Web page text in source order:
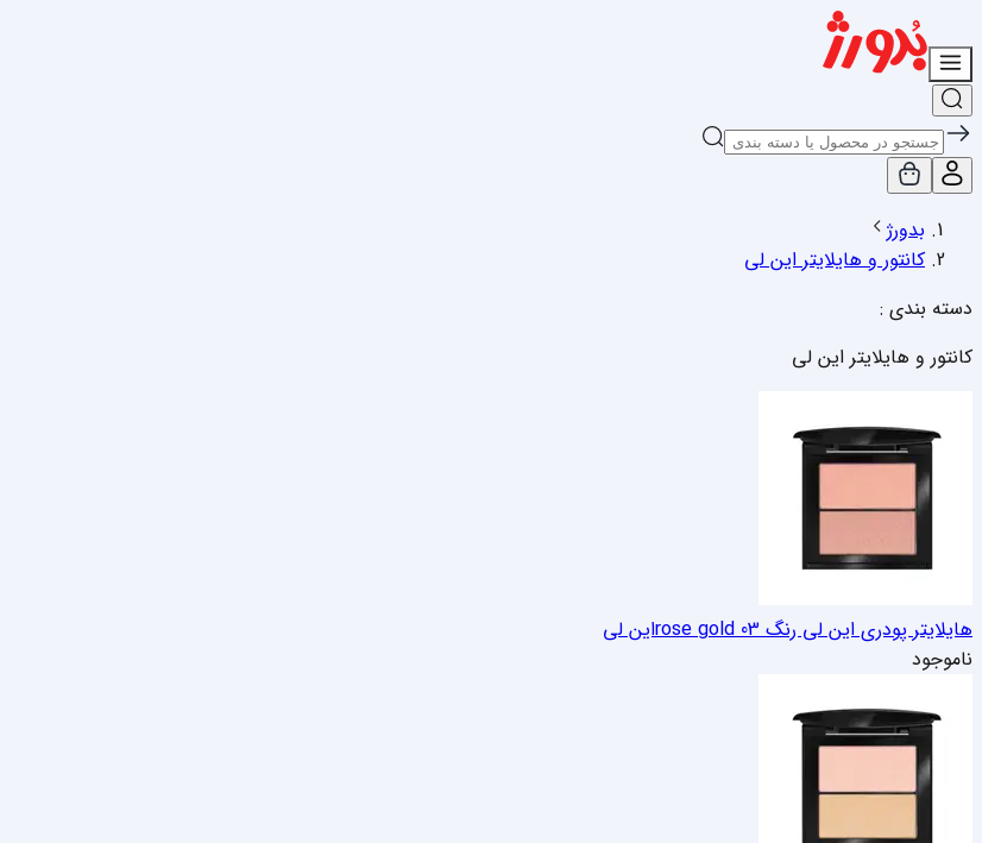
بدورژ
کانتور و هایلایتر این لی
دسته بندی :
کانتور و هایلایتر این لی
هایلایتر پودری این لی رنگ 03 rose gold
این لی
ناموجود